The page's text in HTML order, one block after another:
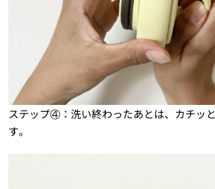
ステップ④：洗い終わったあとは、カチッ
す。